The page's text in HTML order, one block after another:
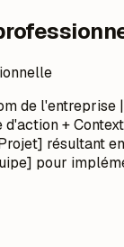
de l'entreprise
d'action +
résultant
pour